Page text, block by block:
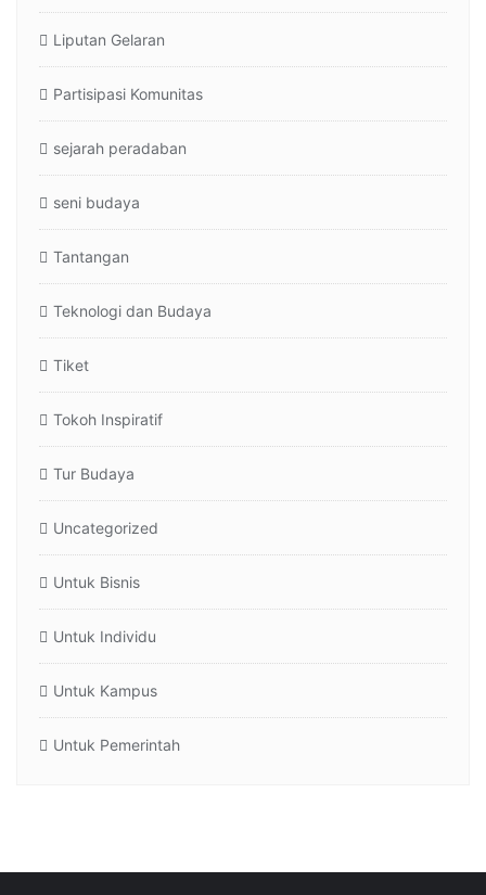
Liputan Gelaran
Partisipasi Komunitas
sejarah peradaban
seni budaya
Tantangan
Teknologi dan Budaya
Tiket
Tokoh Inspiratif
Tur Budaya
Uncategorized
Untuk Bisnis
Untuk Individu
Untuk Kampus
Untuk Pemerintah